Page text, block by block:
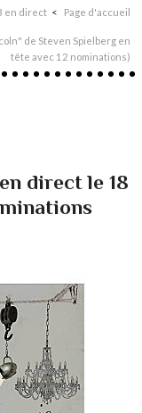
en direct Page d'accueil
de Steven Spielberg en
tête avec 12 nominations)
direct le 18